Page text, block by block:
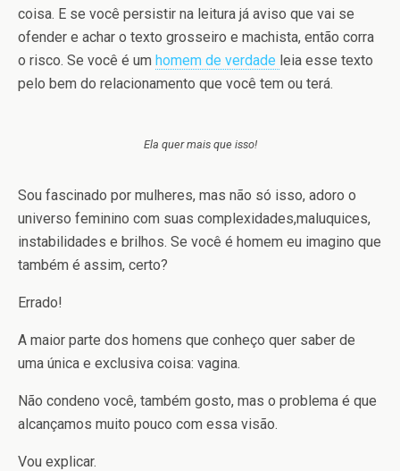
coisa. E se você persistir na leitura já aviso que vai se
ofender e achar o texto grosseiro e machista, então corra
o risco. Se você é um homem de verdade leia esse texto
pelo bem do relacionamento que você tem ou terá.
Ela quer mais que isso!
Sou fascinado por mulheres, mas não só isso, adoro o
universo feminino com suas complexidades,maluquices,
instabilidades e brilhos. Se você é homem eu imagino que
também é assim, certo?
Errado!
A maior parte dos homens que conheço quer saber de
uma única e exclusiva coisa: vagina.
Não condeno você, também gosto, mas o problema é que
alcançamos muito pouco com essa visão.
Vou explicar.